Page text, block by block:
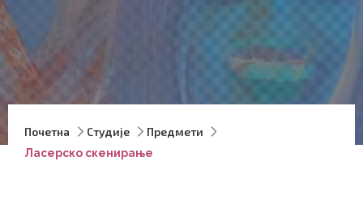
Почетна Студије Предмети
Ласерско скенирање